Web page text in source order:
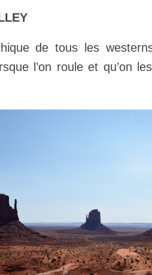
de tous les
l’on roule et qu’on